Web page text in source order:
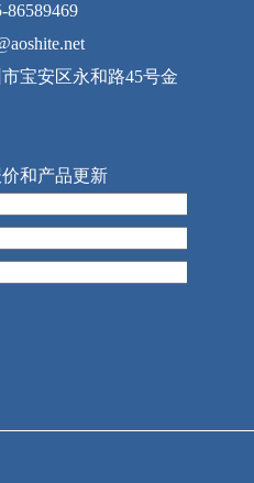
宝安区永和路45号金
和产品更新